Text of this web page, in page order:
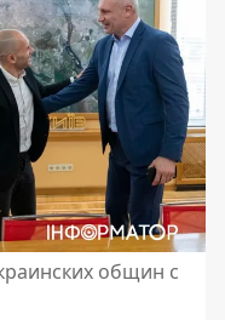
общин с